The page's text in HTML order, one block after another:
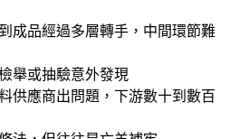
成品經過多層轉手，中間環節難
舉或抽驗意外發現
供應商出問題，下游數十到數百